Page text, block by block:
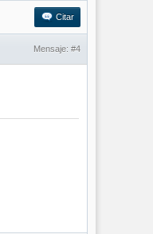
Citar
Mensaje: #4